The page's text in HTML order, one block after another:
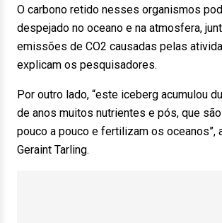
O carbono retido nesses organismos
despejado no oceano e na atmosfera,
emissões de CO2 causadas pelas
explicam os pesquisadores.
Por outro lado, “este iceberg acumulou
de anos muitos nutrientes e pós, que
pouco a pouco e fertilizam os oceanos”,
Geraint Tarling.